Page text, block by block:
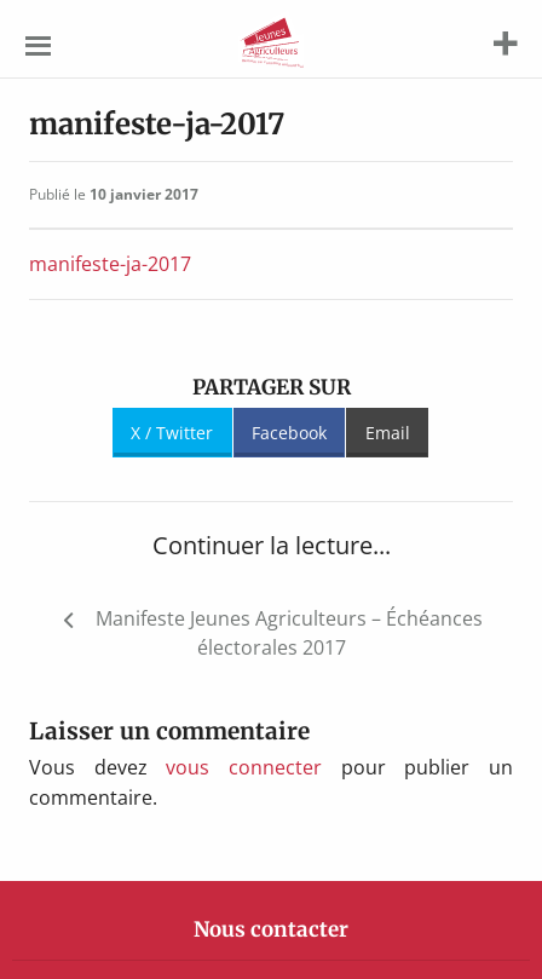
Agriculteurs
manifeste-ja-2017
Publié le 10 janvier 2017
manifeste-ja-2017
PARTAGER SUR
X / Twitter Facebook Email
Continuer la lecture...
Navigation
Manifeste Jeunes Agriculteurs – Échéances
électorales 2017
Laisser un commentaire
Vous devezvous connecter pour publier un
commentaire.
Nous contacter